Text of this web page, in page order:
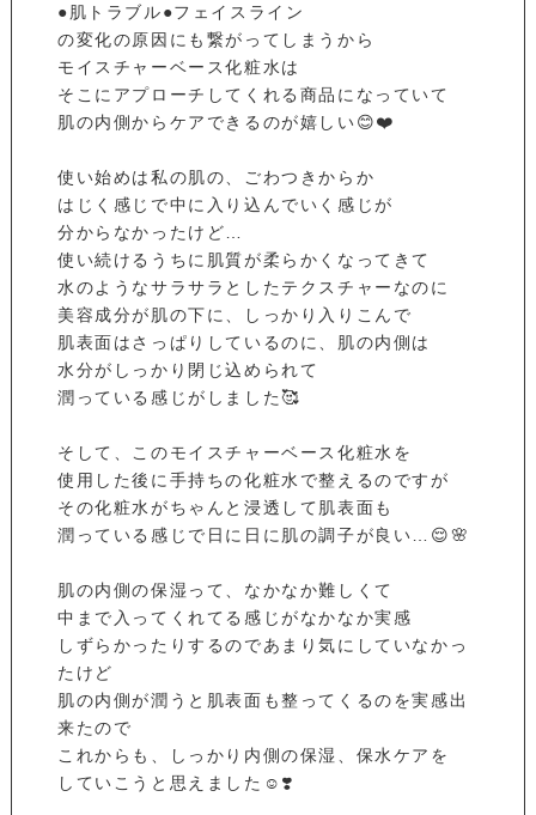
●肌トラブル●フェイスライン
の変化の原因にも繋がってしまうから
モイスチャーベース化粧水は
そこにアプローチしてくれる商品になっていて
肌の内側からケアできるのが嬉しい😊❤️
使い始めは私の肌の、ごわつきからか
はじく感じで中に入り込んでいく感じが
分からなかったけど…
使い続けるうちに肌質が柔らかくなってきて
水のようなサラサラとしたテクスチャーなのに
美容成分が肌の下に、しっかり入りこんで
肌表面はさっぱりしているのに、肌の内側は
水分がしっかり閉じ込められて
潤っている感じがしました🥰
そして、このモイスチャーベース化粧水を
使用した後に手持ちの化粧水で整えるのですが
その化粧水がちゃんと浸透して肌表面も
潤っている感じで日に日に肌の調子が良い…😌🌸
肌の内側の保湿って、なかなか難しくて
中まで入ってくれてる感じがなかなか実感
しずらかったりするのであまり気にしていなかっ
たけど
肌の内側が潤うと肌表面も整ってくるのを実感出
来たので
これからも、しっかり内側の保湿、保水ケアを
していこうと思えました☺️❣️